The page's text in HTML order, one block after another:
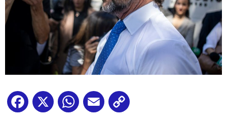
Facebook
X WhatsApp
Email